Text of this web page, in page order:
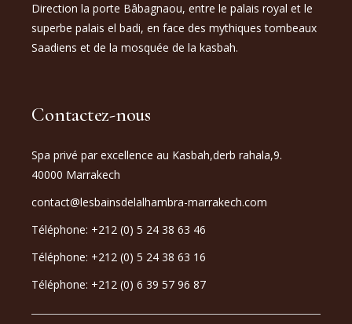
Direction la porte Bâbagnaou, entre le palais royal et le
superbe palais el badi, en face des mythiques tombeaux
Saadiens et de la mosquée de la kasbah.
Contactez-nous
Spa privé par excellence au Kasbah,derb rahala,9.
40000 Marrakech
contact@lesbainsdelalhambra-marrakech.com
Téléphone: +212 (0) 5 24 38 63 46
Téléphone: +212 (0) 5 24 38 63 16
Téléphone: +212 (0) 6 39 57 96 87